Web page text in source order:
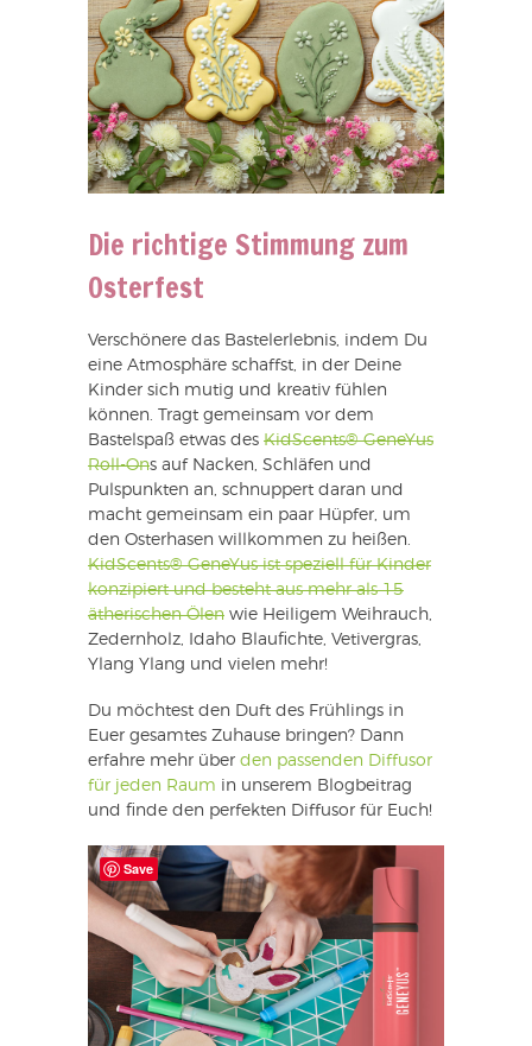
Die richtige Stimmung zum
Osterfest
Verschönere das Bastelerlebnis, indem Du
eine Atmosphäre schaffst, in der Deine
Kinder sich mutig und kreativ fühlen
können. Tragt gemeinsam vor dem
Bastelspaß etwas des KidScents® GeneYus
Roll-Ons auf Nacken, Schläfen und
Pulspunkten an, schnuppert daran und
macht gemeinsam ein paar Hüpfer, um
den Osterhasen willkommen zu heißen.
KidScents® GeneYus ist speziell für Kinder
konzipiert und besteht aus mehr als 15
ätherischen Ölen wie Heiligem Weihrauch,
Zedernholz, Idaho Blaufichte, Vetivergras,
Ylang Ylang und vielen mehr!
Du möchtest den Duft des Frühlings in
Euer gesamtes Zuhause bringen? Dann
erfahre mehr über den passenden Diffusor
für jeden Raum in unserem Blogbeitrag
und finde den perfekten Diffusor für Euch!
Save